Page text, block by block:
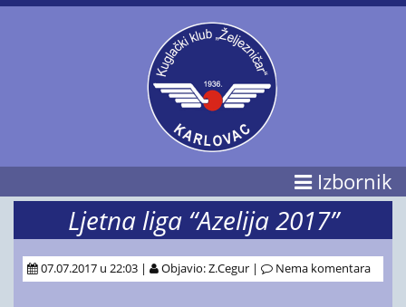
Izbornik
Ljetna liga “Azelija 2017”
07.07.2017 u 22:03 | Objavio: Z.Cegur | Nema komentara